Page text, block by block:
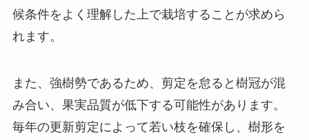
候条件をよく理解した上で栽培することが求めら
れます。
また、強樹勢であるため、剪定を怠ると樹冠が混
み合い、果実品質が低下する可能性があります。
毎年の更新剪定によって若い枝を確保し、樹形を